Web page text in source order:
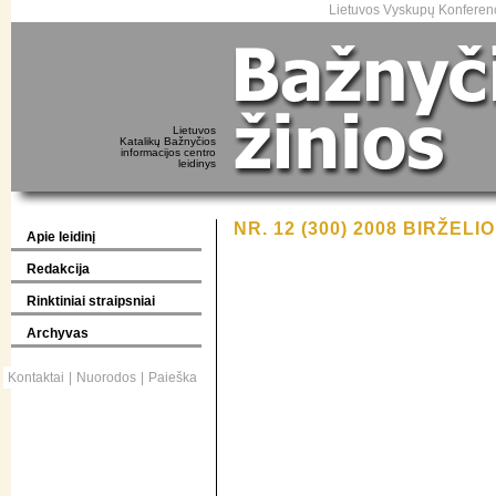
Lietuvos Vyskupų
Lietuvos
Katalikų Bažnyčios
informacijos centro
leidinys
Apie leidinį
Redakcija
Rinktiniai straipsniai
Archyvas
Kontaktai Nuorodos Paieška
NR. 12 (300) 2008